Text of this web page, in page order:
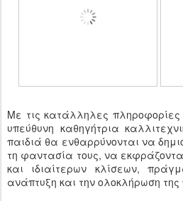
Με τις κατάλληλες
υπεύθυνη καθηγήτρια
παιδιά θα ενθαρρύνονται να
τη φαντασία τους, να
και ιδιαίτερων κλίσεων,
ανάπτυξη και την ολοκλήρωση της